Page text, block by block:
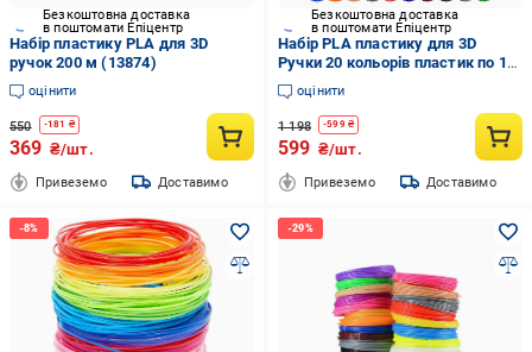
Безкоштовна доставка
в поштомати Епіцентр
Набір пластику PLA для 3D
ручок 200 м (13874)
оцінити
550 -181 ₴
369 ₴/шт.
Привеземо Доставимо
Безкоштовна доставка
в поштомати Епіцентр
Набір PLA пластику для 3D
Ручки 20 кольорів пластик по 10
м 20 шт. Різнокольоровий
(3119096876)
оцінити
1 198 -599₴
599 ₴/шт.
Привеземо Доставимо